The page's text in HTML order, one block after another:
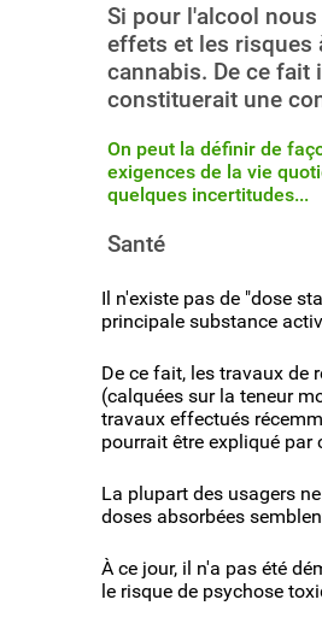
Si pour l'alcool
effets et les risques
cannabis. De ce fait
constituerait une
On peut la définir de
exigences de la vie
quelques incertitudes...
Santé
Il n'existe pas de "dose
principale substance
De ce fait, les travaux de
(calquées sur la teneur
travaux effectués
pourrait être expliqué par
La plupart des usagers
doses absorbées
À ce jour, il n'a pas été
le risque de psychose